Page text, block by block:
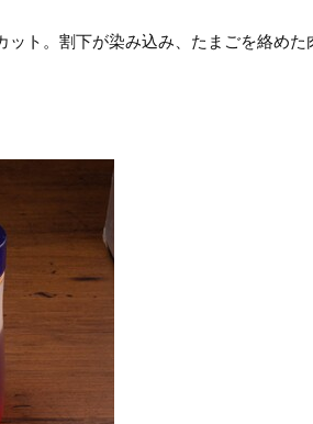
ト。割下が染み込み、たまごを絡めた